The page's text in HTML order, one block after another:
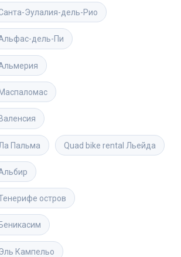
Эулалия-дель-Рио
дель-Пи
Маспаломас
Валенсия
Пальма Quad bike rental Льейда
остров
Беникасим
Кампельо